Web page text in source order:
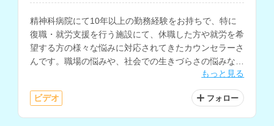
精神科病院にて10年以上の勤務経験をお持ちで、特に
復職・就労支援を行う施設にて、休職した方や就労を希
望する方の様々な悩みに対応されてきたカウンセラーさ
んです。職場の悩みや、社会での生きづらさの悩みなど
もっと見る
ビデオ フォロー